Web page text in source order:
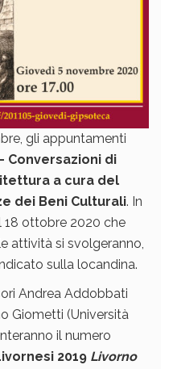
gli appuntamenti
Conversazioni di
a cura del
dei Beni Culturali. In
18 ottobre 2020 che
attività si svolgeranno,
sulla locandina.
Andrea Addobbati
Giometti (Università
il numero
2019 Livorno